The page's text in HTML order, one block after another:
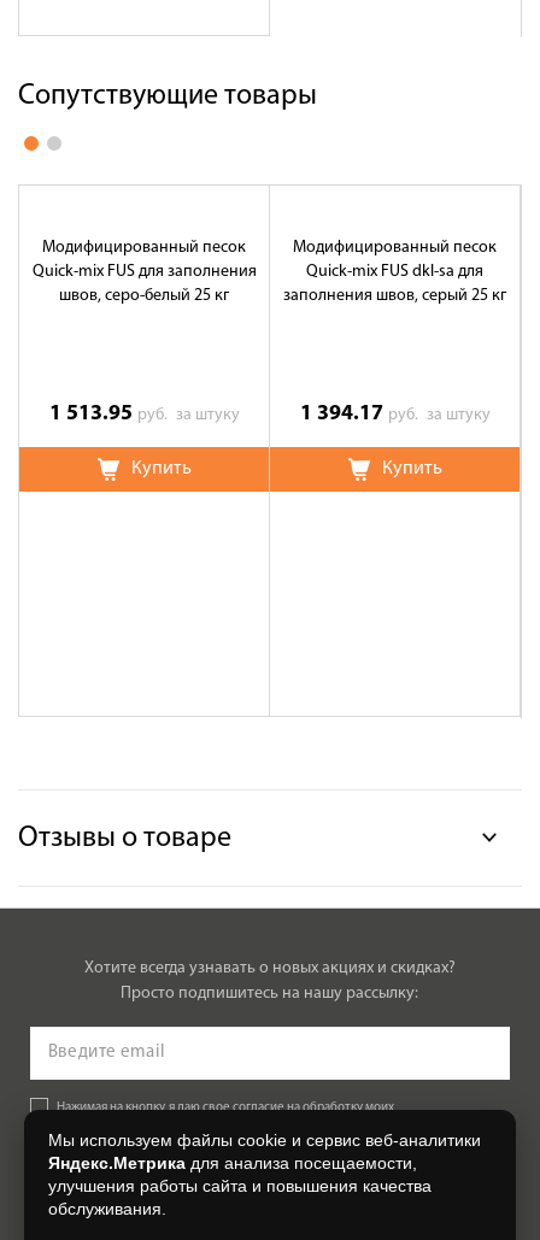
Сопутствующие товары
Модифицированный песок
Quick-mix FUS для заполнения
швов, серо-белый 25 кг
1 513.95 руб. за штуку
Купить
Модифицированный песок
Quick-mix FUS dkl-sa для
заполнения швов, серый 25 кг
1 394.17 руб. за штуку
Купить
Отзывы о товаре
Хотите всегда узнавать о новых акциях и скидках?
Просто подпишитесь на нашу рассылку:
Нажимая на кнопку, я даю свое согласие на обработку моих
Согласии на обработку персональных данных.
Мы используем файлы cookie и сервис веб-аналитики
Яндекс.Метрика для анализа посещаемости,
улучшения работы сайта и повышения качества
обслуживания.